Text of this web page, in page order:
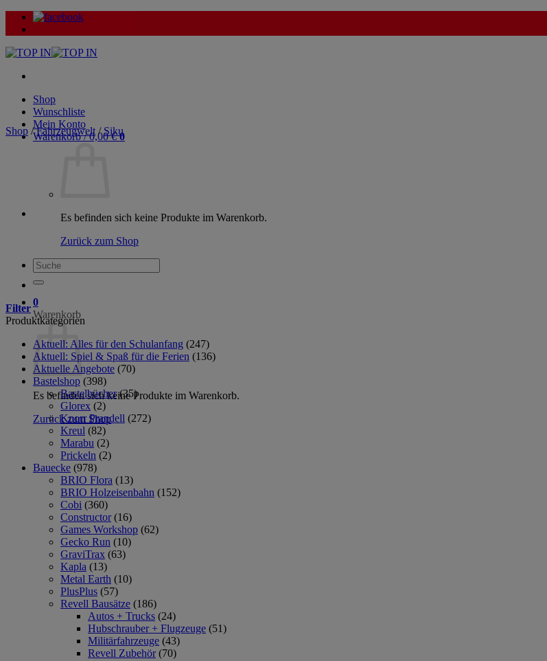
Zum
Inhalt
Shop
Wunschliste
Mein Konto
Warenkorb /0,00€ 0
Es befinden sich keine Produkte im Warenkorb.
Zurück zum Shop
Suche
nach:
0
Warenkorb
Es befinden sich keine Produkte im Warenkorb.
Zurück zum Shop
Shop / Fahrzeugwelt / Siku
Filter
Produktkategorien
Aktuell: Alles für den Schulanfang (247)
Aktuell: Spiel & Spaß für die Ferien (136)
Aktuelle Angebote (70)
Bastelshop (398)
Bastelbücher (35)
Glorex (2)
Knorr Prandell (272)
Kreul (82)
Marabu (2)
Prickeln (2)
Bauecke (978)
BRIO Flora (13)
BRIO Holzeisenbahn (152)
Cobi (360)
Constructor (16)
Games Workshop (62)
Gecko Run (10)
GraviTrax (63)
Kapla (13)
Metal Earth (10)
PlusPlus (57)
Revell Bausätze (186)
Autos + Trucks (24)
Hubschrauber + Flugzeuge (51)
Militärfahrzeuge (43)
Revell Zubehör (70)